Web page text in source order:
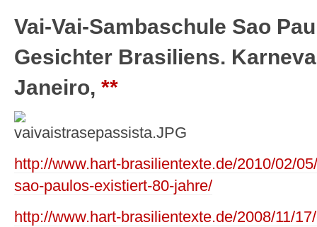
Vai-Vai-Sambaschule Sao
Gesichter Brasiliens.
Janeiro, **
http://www.hart-brasilientexte.de/2010/02/
sao-paulos-existiert-80-jahre/
http://www.hart-brasilientexte.de/2008/11/